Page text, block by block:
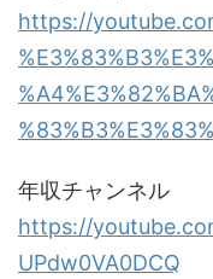
https://
年収チャンネル
https://
UPdw0VA0DCQ